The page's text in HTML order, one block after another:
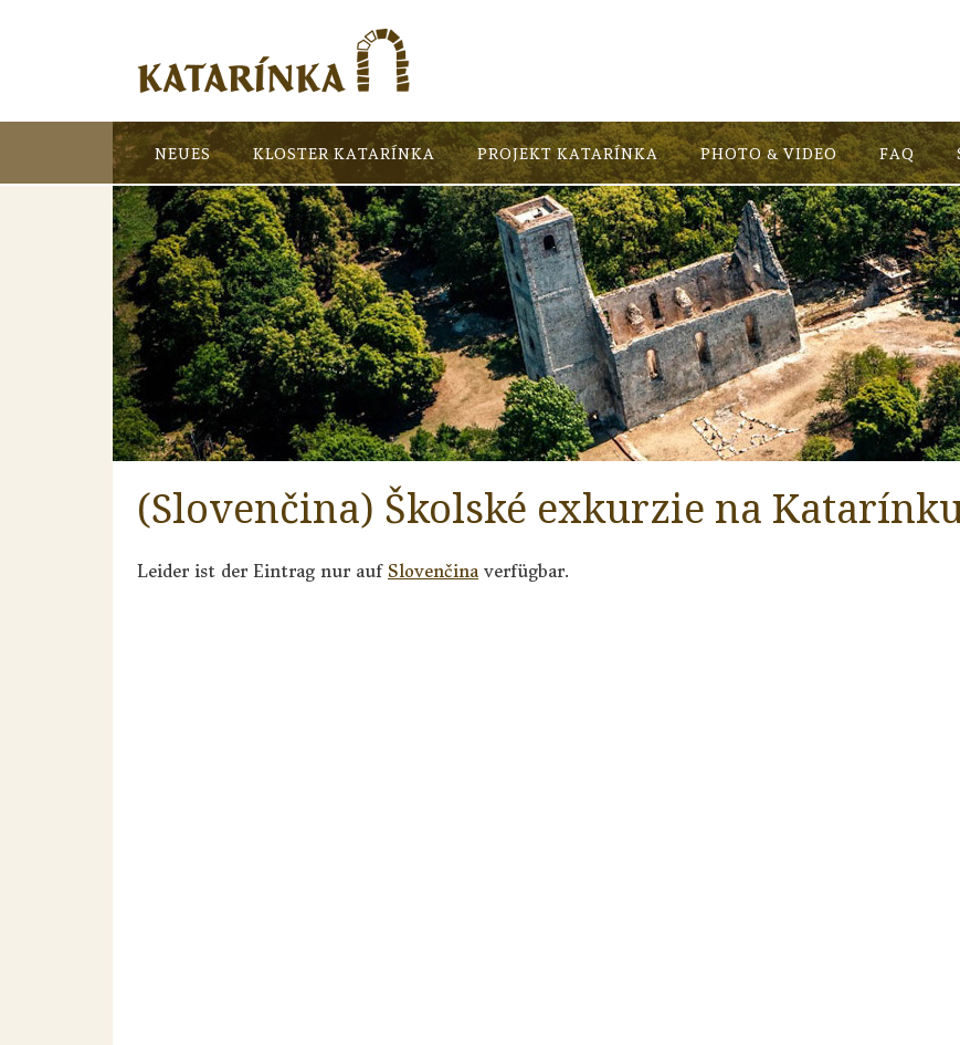
NEUES KLOSTER KATARÍNKA PROJEKT KATARÍNKA PHOTO & VIDEO FAQ
(Slovenčina) Školské exkurzie na
Leider ist der Eintrag nur auf Slovenčina verfügbar.